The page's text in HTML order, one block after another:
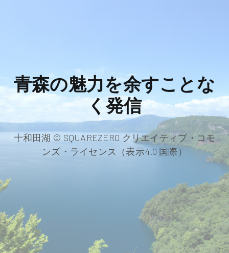
青森の魅力を余すことな
く発信
十和田湖 © SQUAREZERO クリエイティブ・コモ
ンズ・ライセンス（表示4.0 国際）